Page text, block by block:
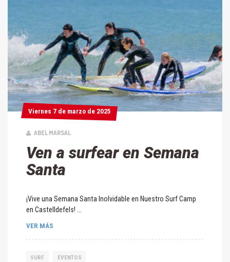
Viernes 7 de marzo de 2025
Viernes 7 de marzo de 2025
ABEL MARSAL
Ven a surfear en Semana
Santa
¡Vive una Semana Santa Inolvidable en Nuestro Surf Camp
en Castelldefels! ...
VER MÁS
SURF EVENTOS